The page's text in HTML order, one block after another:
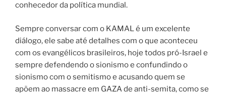
conhecedor da política mundial.
Sempre conversar com o KAMAL é um excelente
diálogo, ele sabe até detalhes com o que aconteceu
com os evangélicos brasileiros, hoje todos pró-Israel e
sempre defendendo o sionismo e confundindo o
sionismo com o semitismo e acusando quem se
apõem ao massacre em GAZA de anti-semita, como se